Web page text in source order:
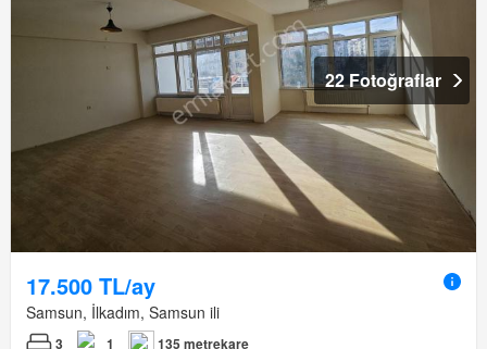
22 Fotoğraflar
17.500 TL/ay
Samsun, İlkadım, Samsun ili
3 1 135 metrekare